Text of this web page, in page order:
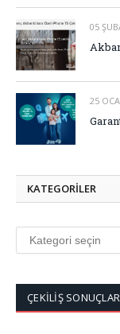
05
25
KATEGORİLER
KATEGORİLER
ÇEKİLİŞ